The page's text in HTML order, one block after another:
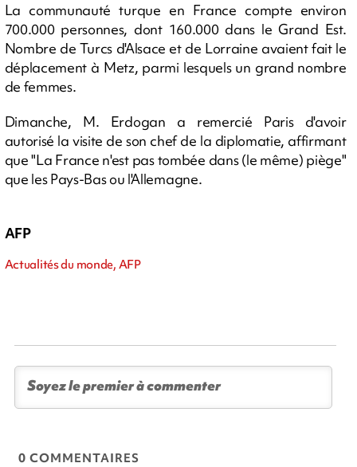
La communauté turque en France compte environ
700.000 personnes, dont 160.000 dans le Grand Est.
Nombre de Turcs d'Alsace et de Lorraine avaient fait le
déplacement à Metz, parmi lesquels un grand nombre
de femmes.
Dimanche, M. Erdogan a remercié Paris d'avoir
autorisé la visite de son chef de la diplomatie, affirmant
que "La France n'est pas tombée dans (le même) piège"
que les Pays-Bas ou l'Allemagne.
AFP
Actualités du monde, AFP
0 COMMENTAIRES